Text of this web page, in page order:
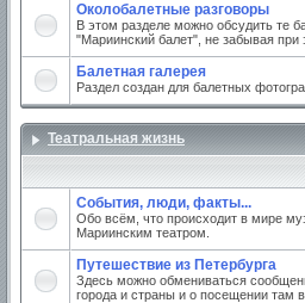
Околобалетные разговоры
В этом разделе можно обсудить те
"Мариинский балет", не забывая
Балетная галерея
Раздел создан для балетных
Театральная жизнь
События, люди, факты...
Обо всём, что происходит в мире
Мариинским театром.
Путешествие из Петербурга
Здесь можно обмениваться
города и страны и о посещении там